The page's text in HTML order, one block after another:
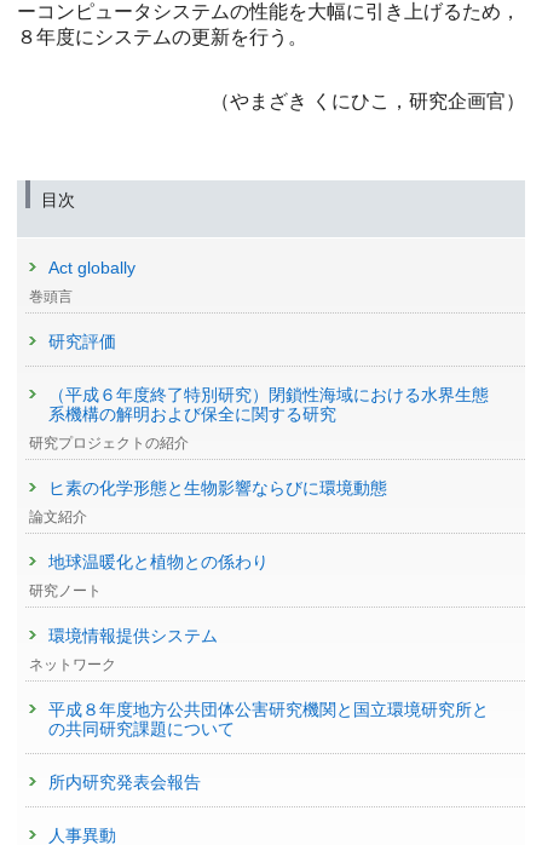
ーコンピュータシステムの性能を大幅に引き上げるため，
８年度にシステムの更新を行う。
（やまざき くにひこ，研究企画官）
目次
Act globally
巻頭言
研究評価
（平成６年度終了特別研究）閉鎖性海域における水界生態
系機構の解明および保全に関する研究
研究プロジェクトの紹介
ヒ素の化学形態と生物影響ならびに環境動態
論文紹介
地球温暖化と植物との係わり
研究ノート
環境情報提供システム
ネットワーク
平成８年度地方公共団体公害研究機関と国立環境研究所と
の共同研究課題について
所内研究発表会報告
人事異動